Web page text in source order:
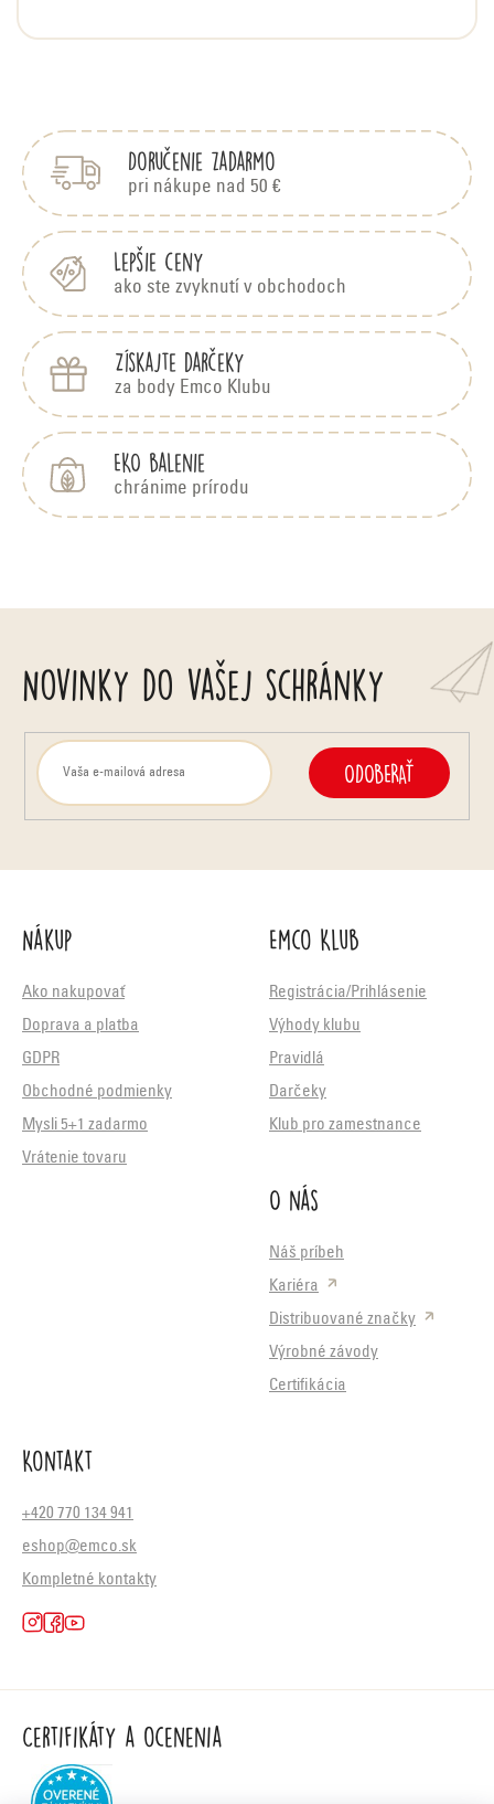
i
d
n
e
n
Doručenie zadarmo
pri nákupe nad 50 €
Lepšie ceny
ako ste zvyknutí v obchodoch
Získajte darčeky
za body Emco Klubu
EKO balenie
chránime prírodu
Novinky do vašej schránky
ODOBERAŤ
Nákup
Ako nakupovať
Doprava a platba
GDPR
Obchodné podmienky
Mysli 5+1 zadarmo
Vrátenie tovaru
Emco Klub
Registrácia/Prihlásenie
Výhody klubu
Pravidlá
Darčeky
Klub pro zamestnance
O nás
Náš príbeh
Kariéra
Distribuované značky
Výrobné závody
Certifikácia
Kontakt
+420 770 134 941
eshop@emco.sk
Kompletné kontakty
Certifikáty a ocenenia